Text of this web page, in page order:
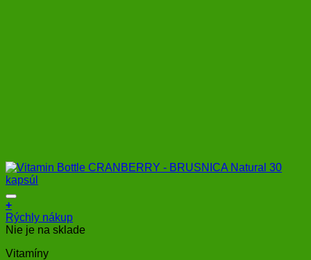
+
Rýchly nákup
Nie je na sklade
Vitamíny